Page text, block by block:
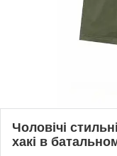
Чоловічі
хакі в